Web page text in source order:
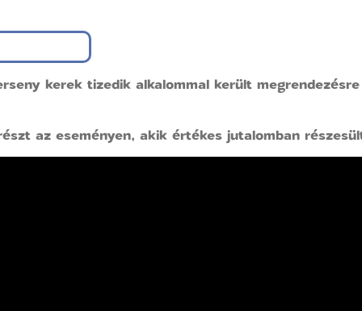
kerek tizedik alkalommal került
az eseményen, akik értékes jutalomban